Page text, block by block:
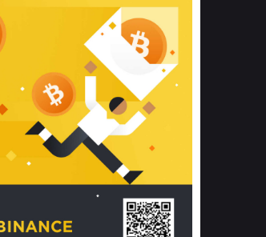
khuẩn và nấm mốc trong điều kiện
thời tiết nóng ẩm. Bạn có thể tìm hiểu
thêm các nghiên cứu khoa học về tác
động của giấc ngủ và môi trường
phòng ngủ đối với sức khỏe con
người tại Sleep Foundation (External
Link) để có cái nhìn toàn diện hơn.
2. Các tiêu chí vàng khi lựa chọn
chăn ga gối đệm cao cấp cho phòng
ngủ
Để sở hữu một bộ chăn ga gối đệm
cao cấp hoàn hảo cả về thẩm mỹ lẫn
công năng, người tiêu dùng cần cân
nhắc kỹ lưỡng các tiêu chí quan trọng